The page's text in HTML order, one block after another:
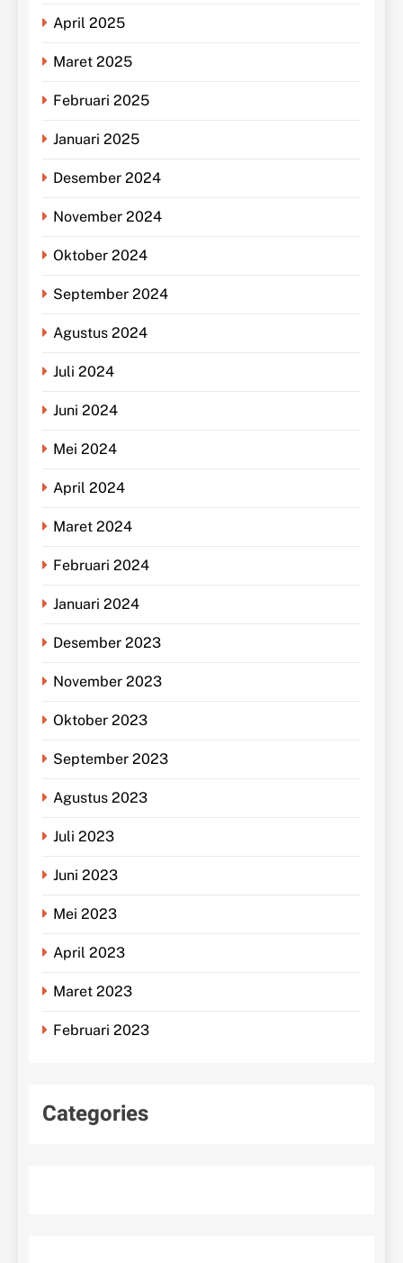
April 2025
Maret 2025
Februari 2025
Januari 2025
Desember 2024
November 2024
Oktober 2024
September 2024
Agustus 2024
Juli 2024
Juni 2024
Mei 2024
April 2024
Maret 2024
Februari 2024
Januari 2024
Desember 2023
November 2023
Oktober 2023
September 2023
Agustus 2023
Juli 2023
Juni 2023
Mei 2023
April 2023
Maret 2023
Februari 2023
Categories